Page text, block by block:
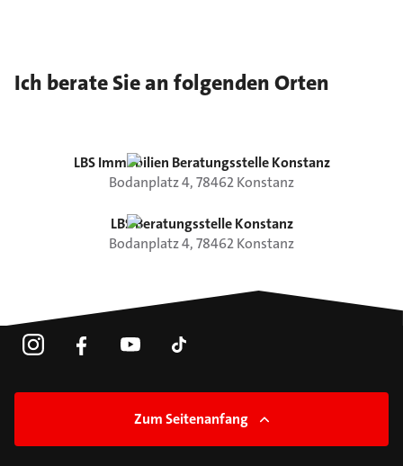
Ich berate Sie an folgenden Orten
LBS Immobilien Beratungsstelle Konstanz
Bodanplatz4,78462Konstanz
LBS Beratungsstelle Konstanz
Bodanplatz4,78462Konstanz
Zum Seitenanfang